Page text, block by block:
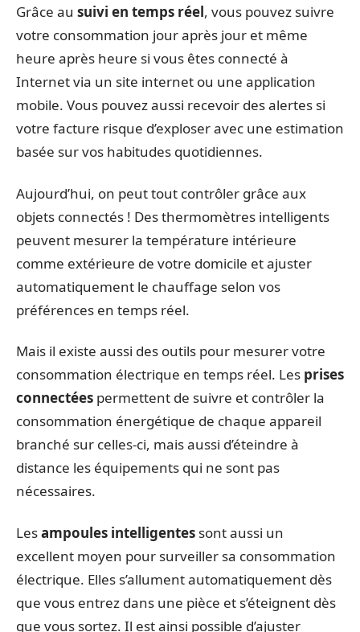
Grâce au suivi en temps réel, vous pouvez suivre
votre consommation jour après jour et même
heure après heure si vous êtes connecté à
Internet via un site internet ou une application
mobile. Vous pouvez aussi recevoir des alertes si
votre facture risque d’exploser avec une estimation
basée sur vos habitudes quotidiennes.
Aujourd’hui, on peut tout contrôler grâce aux
objets connectés ! Des thermomètres intelligents
peuvent mesurer la température intérieure
comme extérieure de votre domicile et ajuster
automatiquement le chauffage selon vos
préférences en temps réel.
Mais il existe aussi des outils pour mesurer votre
consommation électrique en temps réel. Les prises
connectées permettent de suivre et contrôler la
consommation énergétique de chaque appareil
branché sur celles-ci, mais aussi d’éteindre à
distance les équipements qui ne sont pas
nécessaires.
Lesampoules intelligentes sont aussi un
excellent moyen pour surveiller sa consommation
électrique. Elles s’allument automatiquement dès
que vous entrez dans une pièce et s’éteignent dès
que vous sortez. Il est ainsi possible d’ajuster